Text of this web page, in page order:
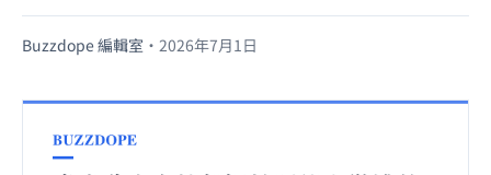
Buzzdope 編輯室 · 2026年7月1日